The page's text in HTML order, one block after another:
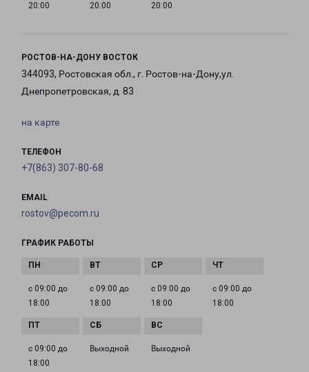
20:00
20:00
20:00
РОСТОВ-НА-ДОНУ ВОСТОК
344093, Ростовская обл., г. Ростов-на-Дону,ул.
Днепропетровская, д. 83
на карте
ТЕЛЕФОН
+7(863) 307-80-68
EMAIL
rostov@pecom.ru
ГРАФИК РАБОТЫ
с 09:00 до
18:00
с 09:00 до
18:00
с 09:00 до
18:00
с 09:00 до
18:00
с 09:00 до
18:00
Выходной Выходной